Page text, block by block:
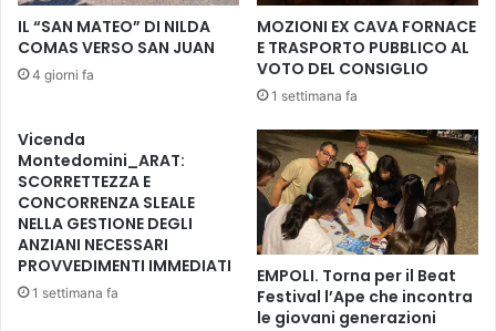
:
s
o
n
e
r
m
i
n
a
t
IL “SAN MATEO” DI NILDA
COMAS VERSO SAN JUAN
4 giorni fa
MOZIONI EX CAVA FORNACE
E TRASPORTO PUBBLICO AL
VOTO DEL CONSIGLIO
1 settimana fa
Vicenda
Montedomini_ARAT:
SCORRETTEZZA E
CONCORRENZA SLEALE
NELLA GESTIONE DEGLI
ANZIANI NECESSARI
PROVVEDIMENTI IMMEDIATI
1 settimana fa
EMPOLI. Torna per il Beat
Festival l’Ape che incontra
le giovani generazioni